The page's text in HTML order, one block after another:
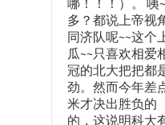
哪！！！）。 咦
多？都说上帝视
同济队呢~~这个
瓜~~只喜欢相爱
冠的北大把把都
劲。然而今年差
米才决出胜负的
的，这说明科大